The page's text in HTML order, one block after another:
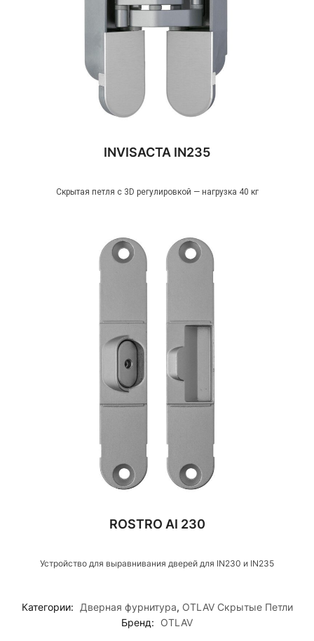
INVISACTA IN235
Скрытая петля с 3D регулировкой — нагрузка 40 кг
ROSTRO AI 230
Устройство для выравнивания дверей для IN230 и IN235
Категории: Дверная фурнитура, OTLAV Скрытые Петли
Бренд:
OTLAV